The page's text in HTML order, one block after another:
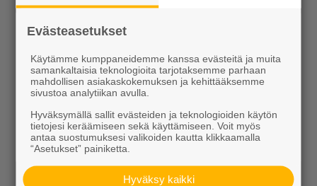
EK-kärkikappaleet
EK-haaraputket
Evästeasetukset
Käytämme kumppaneidemme kanssa evästeitä ja muita
samankaltaisia teknologioita tarjotaksemme parhaan
mahdollisen asiakaskokemuksen ja kehittääksemme
sivustoa analytiikan avulla.
Hyväksymällä sallit evästeiden ja teknologioiden käytön
tietojesi keräämiseen sekä käyttämiseen. Voit myös
antaa suostumuksesi valikoiden kautta klikkaamalla
“Asetukset” painiketta.
Hyväksy kaikki